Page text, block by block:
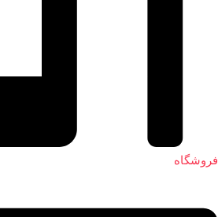
فروشگاه